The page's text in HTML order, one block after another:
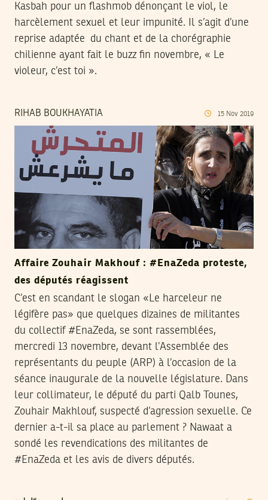
Kasbah pour un flashmob dénonçant le viol, le
harcèlement sexuel et leur impunité. Il s’agit d’une
reprise adaptée du chant et de la chorégraphie
chilienne ayant fait le buzz fin novembre, « Le
violeur, c’est toi ».
RIHAB BOUKHAYATIA 15 Nov 2019
Affaire Zouhair Makhouf : #EnaZeda proteste,
des députés réagissent
C’est en scandant le slogan «Le harceleur ne
légifère pas» que quelques dizaines de militantes
du collectif #EnaZeda, se sont rassemblées,
mercredi 13 novembre, devant l’Assemblée des
représentants du peuple (ARP) à l’occasion de la
séance inaugurale de la nouvelle législature. Dans
leur collimateur, le député du parti Qalb Tounes,
Zouhair Makhlouf, suspecté d’agression sexuelle. Ce
dernier a-t-il sa place au parlement ? Nawaat a
sondé les revendications des militantes de
#EnaZeda et les avis de divers députés.